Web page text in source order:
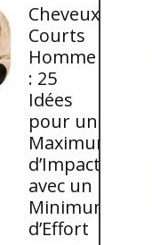
Cheveux
Courts
Homme
: 25
Idées
pour un
Maximum
d’Impact
avec un
Minimum
d’Effort